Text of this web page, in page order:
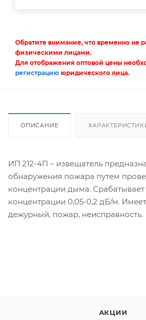
Обратите внимание, что временно не
физическими лицами.
Для отображения оптовой цены
регистрацию юридического лица.
ОПИСАНИЕ
ИП 212-4П – извещатель
обнаружения пожара путем
концентрации дыма.
концентрации 0,05-0,2 дБ/м.
дежурный, пожар, неисправность.
АКЦИИ